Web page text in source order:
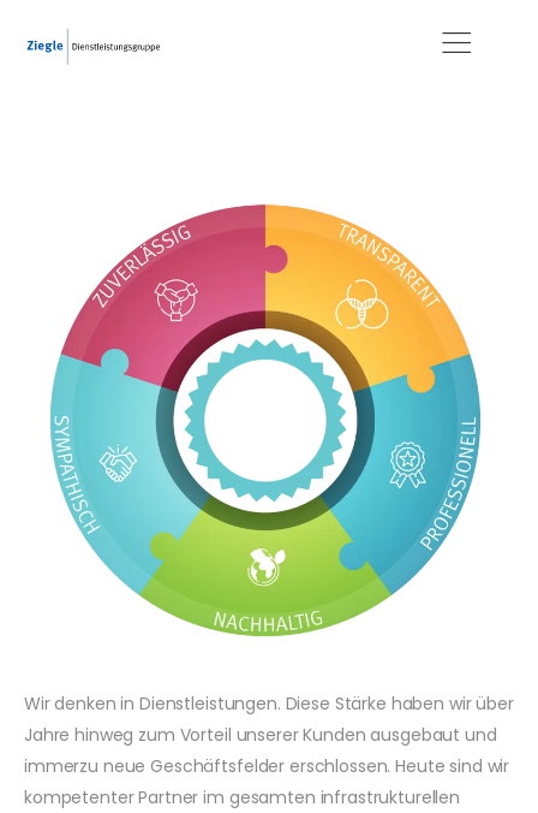
Wir denken in Dienstleistungen. Diese Stärke haben wir über
Jahre hinweg zum Vorteil unserer Kunden ausgebaut und
immerzu neue Geschäftsfelder erschlossen. Heute sind wir
kompetenter Partner im gesamten infrastrukturellen